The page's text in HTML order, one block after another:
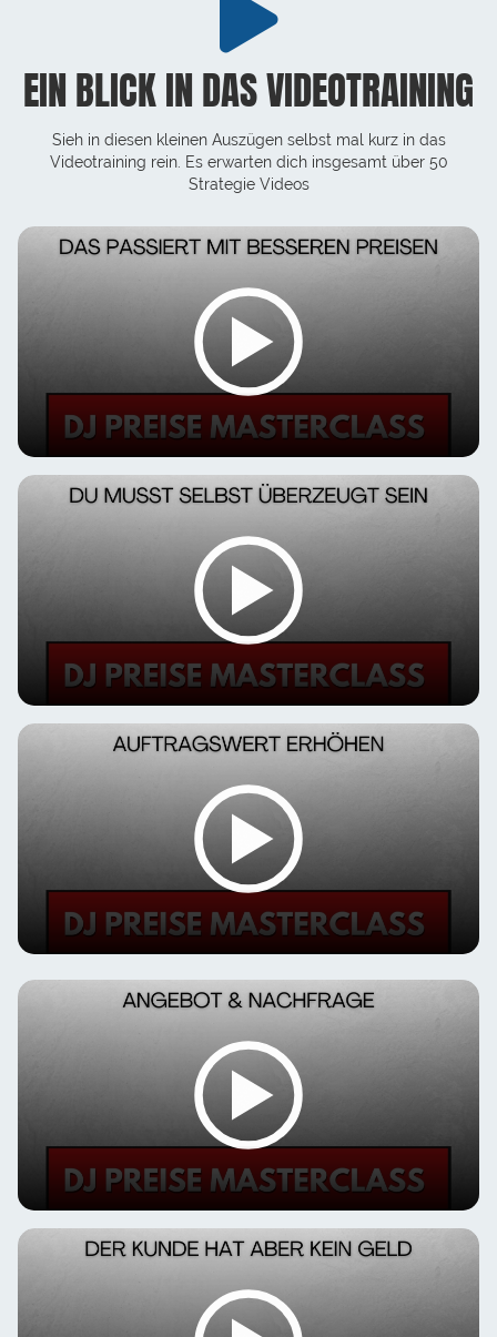
EIN BLICK IN DAS VIDEOTRAINING
Sieh in diesen kleinen Auszügen selbst mal kurz in das
Videotraining rein. Es erwarten dich insgesamt über 50
Strategie Videos